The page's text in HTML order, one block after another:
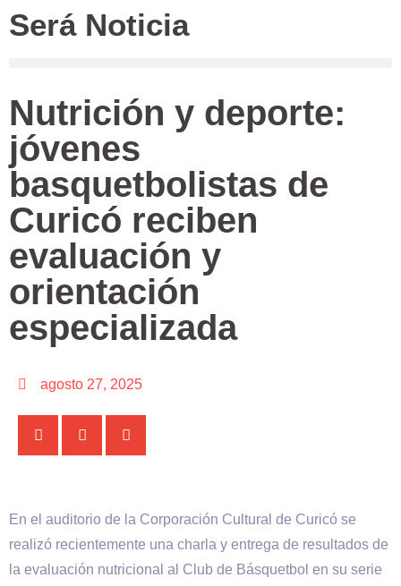
Será Noticia
Nutrición y deporte:
jóvenes
basquetbolistas de
Curicó reciben
evaluación y
orientación
especializada
agosto 27, 2025
En el auditorio de la Corporación Cultural de Curicó se
realizó recientemente una charla y entrega de resultados de
la evaluación nutricional al Club de Básquetbol en su serie